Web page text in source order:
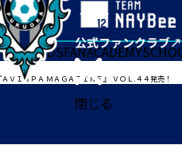
閉じる
GOODSFANACADEMY
ＶＩＳＰＡ ＭＡＧＡＺＩＮＥ』 ＶＯＬ.４４発売！